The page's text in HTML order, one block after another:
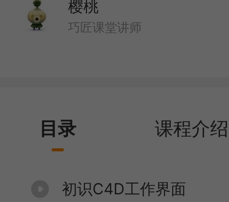
樱桃
巧匠课堂讲师
目录 课程介绍
初识C4D工作界面